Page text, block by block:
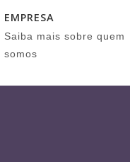
EMPRESA
Saiba mais sobre quem
somos